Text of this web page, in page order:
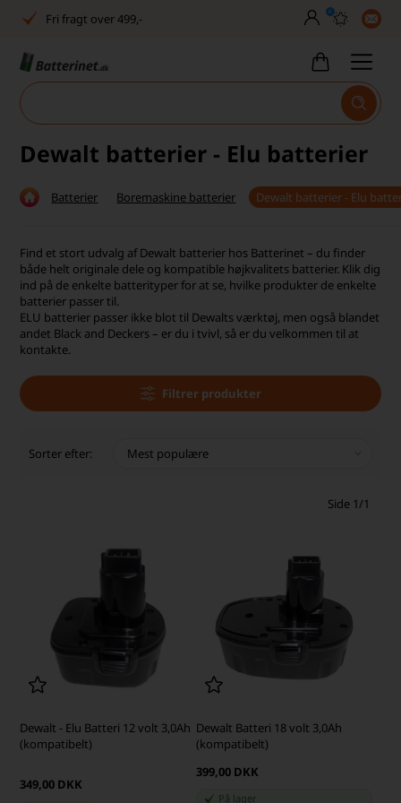
Fri fragt over 499,-
Høj kundetilfredshed
Dag-til-dag levering
Dansk lager
30 dages returret
Tlf. er lukket uge 27-32
Høj kundetilfredshed
0
Dewalt batterier - Elu batterier
Batterier Boremaskine batterier Dewalt batterier - Elu
Find et stort udvalg af Dewalt batterier hos Batterinet – du finder
både helt originale dele og kompatible højkvalitets batterier. Klik dig
ind på de enkelte batterityper for at se, hvilke produkter de enkelte
batterier passer til.
ELU batterier passer ikke blot til Dewalts værktøj, men også blandet
andet Black and Deckers – er du i tvivl, så er du velkommen til at
kontakte.
Filtrer produkter
Sorter efter:
Side 1/1
Dewalt - Elu Batteri 12 volt 3,0Ah
(kompatibelt)
349,00 DKK
Dewalt Batteri 18 volt 3,0Ah
(kompatibelt)
399,00 DKK
På lager